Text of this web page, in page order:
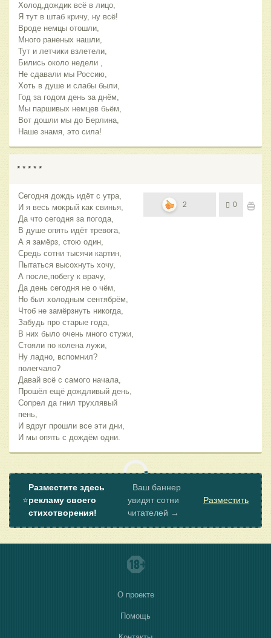
Холод,дождик всё в лицо,
Я тут в штаб кричу, ну всё!
Вроде немцы отошли,
Много раненых нашли,
Тут и летчики взлетели,
Бились около недели ,
Не сдавали мы Россию,
Хоть в душе и слабы были,
Год за годом день за днём,
Мы паршивых немцев бьём,
Вот дошли мы до Берлина,
Наше знамя, это сила!
* * * * *
Сегодня дождь идёт с утра,
И я весь мокрый как свинья,
Да что сегодня за погода,
В душе опять идёт тревога,
А я замёрз, стою один,
Средь сотни тысячи картин,
Пытаться высохнуть хочу,
А после,побегу к врачу,
Да день сегодня не о чём,
Но был холодным сентябрём,
Чтоб не замёрзнуть никогда,
Забудь про старые года,
В них было очень много стужи,
Стояли по колена лужи,
Ну ладно, вспомнил?
полегчало?
Давай всё с самого начала,
Прошёл ещё дождливый день,
Сопрел да гнил трухлявый
пень,
И вдруг прошли все эти дни,
И мы опять с дождём одни.
2 0
⭐
Разместите здесь
рекламу своего
стихотворения!
Ваш баннер
увидят сотни
читателей →
Разместить
О проекте
Помощь